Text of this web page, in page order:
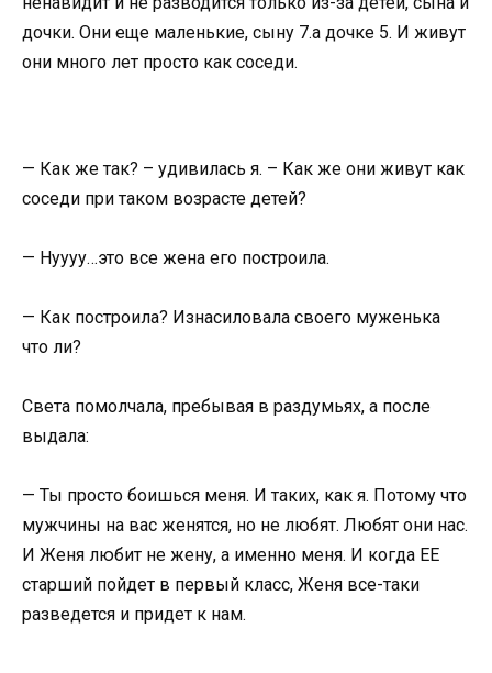
дочки. Они еще маленькие, сыну 7.а дочке 5. И живут
они много лет просто как соседи.
— Как же так? – удивилась я. – Как же они живут как
соседи при таком возрасте детей?
— Нуууу…это все жена его построила.
— Как построила? Изнасиловала своего муженька
что ли?
Света помолчала, пребывая в раздумьях, а после
выдала:
— Ты просто боишься меня. И таких, как я. Потому что
мужчины на вас женятся, но не любят. Любят они нас.
И Женя любит не жену, а именно меня. И когда ЕЕ
старший пойдет в первый класс, Женя все-таки
разведется и придет к нам.